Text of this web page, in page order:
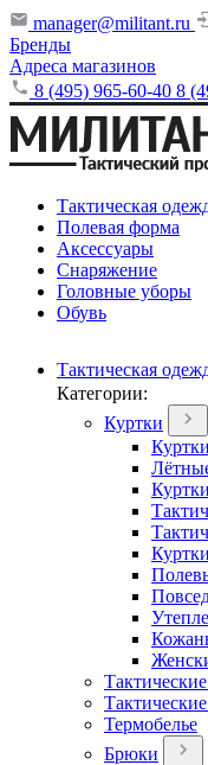
manager@militant.ru
Бренды
Адреса магазинов
8 (495) 965-60-40 8
Тактическая
Полевая форма
Аксессуары
Снаряжение
Головные уборы
Обувь
Тактическая
Категории:
Куртки
Термобелье
Брюки